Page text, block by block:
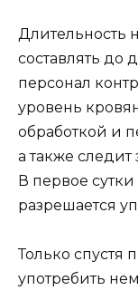
Длительность
составлять до
персонал
уровень
обработкой и
а также
В первое
разрешается
Только спустя
употребить